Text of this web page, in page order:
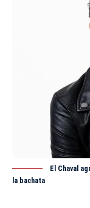
El Chaval
la bachata